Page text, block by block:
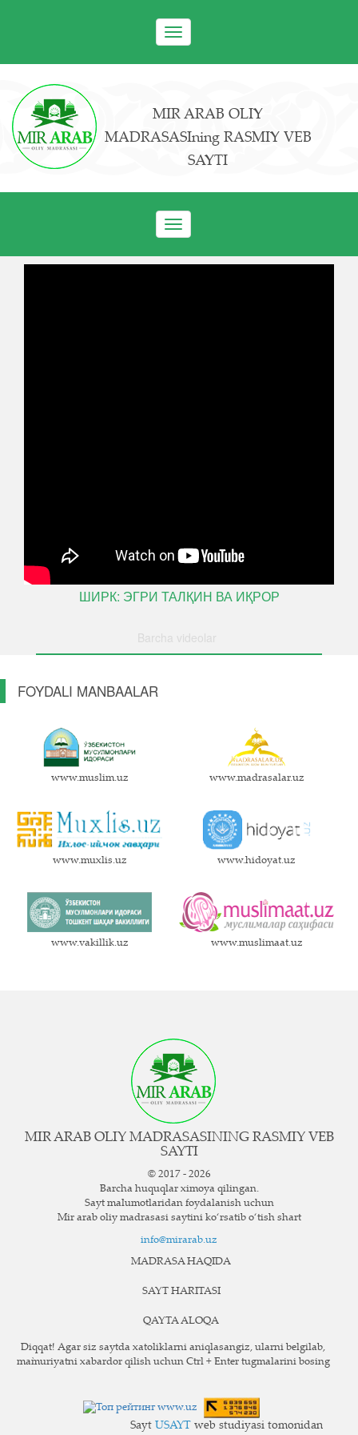
Toggle
navigation
MIR ARAB OLIY
MADRASASIning RASMIY VEB
SAYTI
Toggle
navigation
ШИРК: ЭГРИ ТАЛҚИН ВА ИҚРОР
Barcha videolar
FOYDALI MANBAALAR
www.muslim.uz www.madrasalar.uz
www.muxlis.uz www.hidoyat.uz
www.vakillik.uz www.muslimaat.uz
MIR ARAB OLIY MADRASASINING RASMIY VEB
SAYTI
© 2017 - 2026
Barcha huquqlar ximoya qilingan.
Sayt ma`lumotlaridan foydalanish uchun
Mir arab oliy madrasasi saytini ko‘rsatib o‘tish shart
info@mirarab.uz
MADRASA HAQIDA
SAYT HARITASI
QAYTA ALOQA
Diqqat! Agar siz saytda xatoliklarni aniqlasangiz, ularni belgilab,
ma`muriyatni xabardor qilish uchun Ctrl + Enter tugmalarini bosing
Sayt USAYT web studiyasi tomonidan